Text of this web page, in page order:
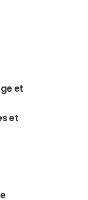
et
et